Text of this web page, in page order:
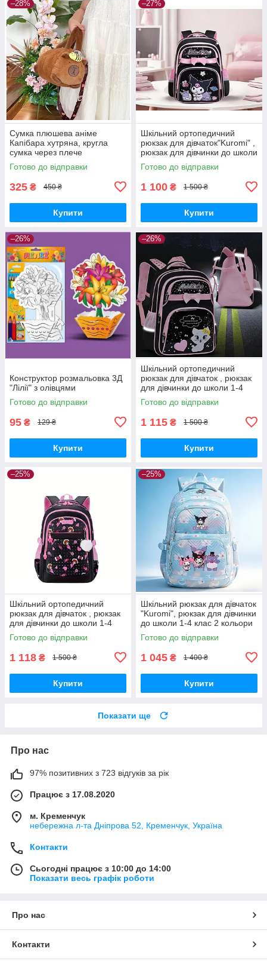
–28%
Сумка плюшева аніме
Капібара хутряна, кругла
сумка через плече
Готово до відправки
325 ₴ 450 ₴
Купити
–27%
Шкільний ортопедичний
рюкзак для дівчаток"Kuromi" ,
рюкзак для дівчинки до школи
1-4 клас
Готово до відправки
1 100 ₴ 1 500 ₴
Купити
–26%
Конструктор розмальовка 3Д
"Лілії" з олівцями
Готово до відправки
95 ₴ 129 ₴
Купити
–26%
Шкільний ортопедичний
рюкзак для дівчаток , рюкзак
для дівчинки до школи 1-4
клас
Готово до відправки
1 115 ₴ 1 500 ₴
Купити
–25%
Шкільний ортопедичний
рюкзак для дівчаток , рюкзак
для дівчинки до школи 1-4
клас
Готово до відправки
1 118 ₴ 1 500 ₴
Купити
–25%
Шкільний рюкзак для дівчаток
"Kuromi", рюкзак для дівчинки
до школи 1-4 клас 2 кольори
Готово до відправки
1 045 ₴ 1 400 ₴
Купити
Показати ще
Про нас
97% позитивних з 723 відгуків за рік
Працює з 17.08.2020
м. Кременчук
небережна л-та Дніпрова 52, Кременчук, Україна
Контакти
Сьогодні працює з 10:00 до 14:00
Показати весь графік роботи
Про нас
Контакти